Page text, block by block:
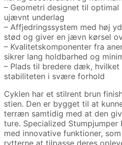
– Geometri designet til
ujævnt underlag
– Affjedringssystem med høj
stød og giver en jævn kørsel
– Kvalitetskomponenter fra
sikrer lang holdbarhed og
– Plads til bredere dæk,
stabiliteten i svære forhold
Cyklen har et stilrent brun
stien. Den er bygget til at
terræn samtidig med at den
ture. Specialized
med innovative funktioner,
rytterne at tilpasse deres